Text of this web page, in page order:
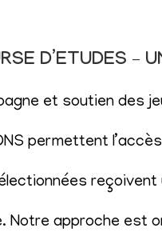
D’ETUDES –
et soutien des
permettent
Notre approche est